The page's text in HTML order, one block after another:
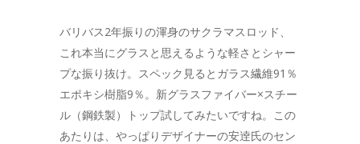
バリバス2年振りの渾身のサクラマスロッド、
これ本当にグラスと思えるような軽さとシャー
プな振り抜け。スペック見るとガラス繊維91％
エポキシ樹脂9％。新グラスファイバー×スチー
ル（鋼鉄製）トップ試してみたいですね。この
あたりは、やっぱりデザイナーの安逹氏のセン